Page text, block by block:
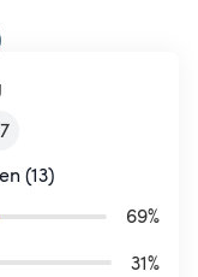
(13)
69%
31%